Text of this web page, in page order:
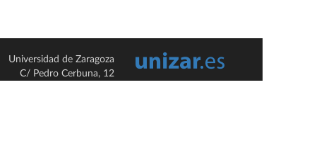
Universidad de Zaragoza
C/ Pedro Cerbuna, 12